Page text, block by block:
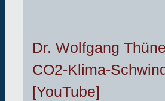
Dr. Wolfgang
CO2-Klima-
[YouTube]